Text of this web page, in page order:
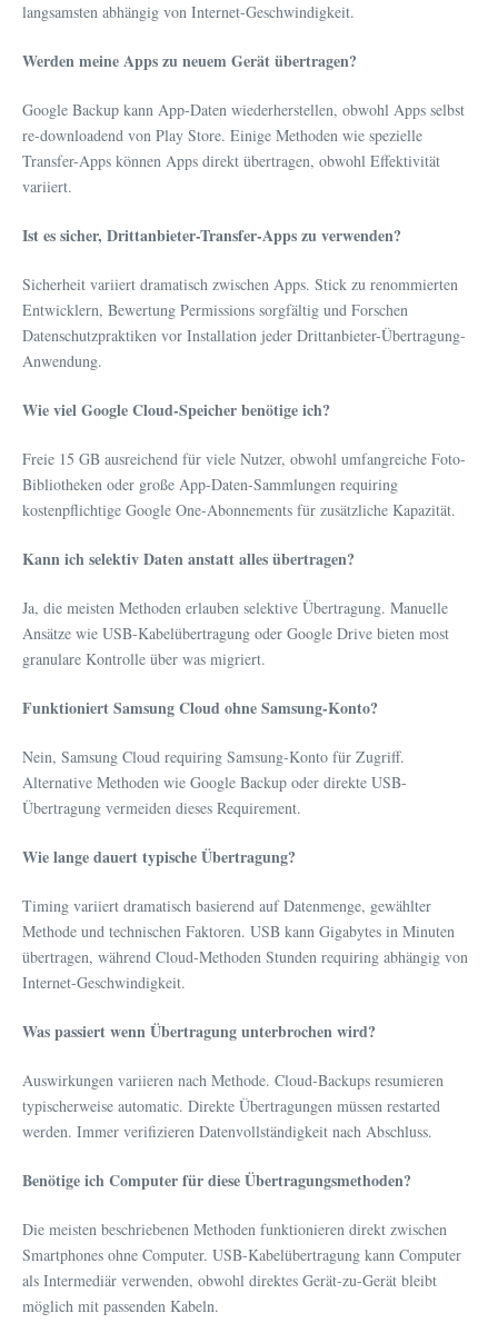
langsamsten abhängig von Internet-Geschwindigkeit.
Werden meine Apps zu neuem Gerät übertragen?
Google Backup kann App-Daten wiederherstellen, obwohl Apps selbst
re-downloadend von Play Store. Einige Methoden wie spezielle
Transfer-Apps können Apps direkt übertragen, obwohl Effektivität
variiert.
Ist es sicher, Drittanbieter-Transfer-Apps zu verwenden?
Sicherheit variiert dramatisch zwischen Apps. Stick zu renommierten
Entwicklern, Bewertung Permissions sorgfältig und Forschen
Datenschutzpraktiken vor Installation jeder Drittanbieter-Übertragung-
Anwendung.
Wie viel Google Cloud-Speicher benötige ich?
Freie 15 GB ausreichend für viele Nutzer, obwohl umfangreiche Foto-
Bibliotheken oder große App-Daten-Sammlungen requiring
kostenpflichtige Google One-Abonnements für zusätzliche Kapazität.
Kann ich selektiv Daten anstatt alles übertragen?
Ja, die meisten Methoden erlauben selektive Übertragung. Manuelle
Ansätze wie USB-Kabelübertragung oder Google Drive bieten most
granulare Kontrolle über was migriert.
Funktioniert Samsung Cloud ohne Samsung-Konto?
Nein, Samsung Cloud requiring Samsung-Konto für Zugriff.
Alternative Methoden wie Google Backup oder direkte USB-
Übertragung vermeiden dieses Requirement.
Wie lange dauert typische Übertragung?
Timing variiert dramatisch basierend auf Datenmenge, gewählter
Methode und technischen Faktoren. USB kann Gigabytes in Minuten
übertragen, während Cloud-Methoden Stunden requiring abhängig von
Internet-Geschwindigkeit.
Was passiert wenn Übertragung unterbrochen wird?
Auswirkungen variieren nach Methode. Cloud-Backups resumieren
typischerweise automatic. Direkte Übertragungen müssen restarted
werden. Immer verifizieren Datenvollständigkeit nach Abschluss.
Benötige ich Computer für diese Übertragungsmethoden?
Die meisten beschriebenen Methoden funktionieren direkt zwischen
Smartphones ohne Computer. USB-Kabelübertragung kann Computer
als Intermediär verwenden, obwohl direktes Gerät-zu-Gerät bleibt
möglich mit passenden Kabeln.